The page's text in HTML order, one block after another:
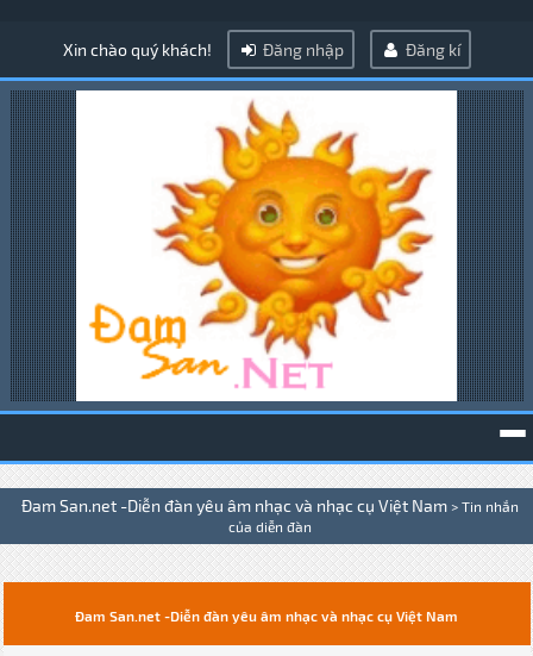
Xin chào quý khách! Đăng nhập Đăng kí
Đam San.net -Diễn đàn yêu âm nhạc và nhạc cụ Việt Nam > Tin nhắn
của diễn đàn
Đam San.net -Diễn đàn yêu âm nhạc và nhạc cụ Việt Nam